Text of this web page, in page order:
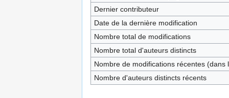
Dernier contributeur
Date de la dernière modification
Nombre total de modifications
Nombre total d'auteurs distincts
Nombre de modifications récentes (dans
Nombre d'auteurs distincts récents